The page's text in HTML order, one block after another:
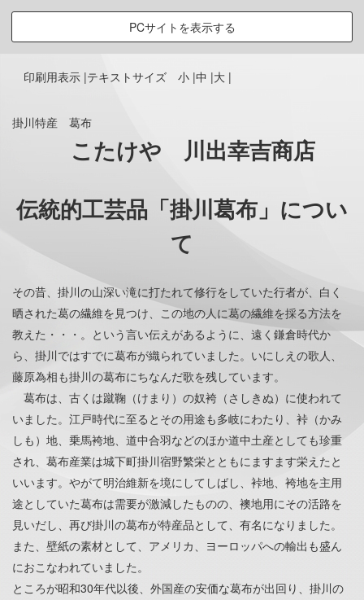
PCサイトを表示する
印刷用表示 |テキストサイズ 小 |中 |大 |
掛川特産 葛布
こたけや 川出幸吉商店
伝統的工芸品「掛川葛布」につい
て
その昔、掛川の山深い滝に打たれて修行をしていた行者が、白く
晒された葛の繊維を見つけ、この地の人に葛の繊維を採る方法を
教えた・・・。という言い伝えがあるように、遠く鎌倉時代か
ら、掛川ではすでに葛布が織られていました。いにしえの歌人、
藤原為相も掛川の葛布にちなんだ歌を残しています。
葛布は、古くは蹴鞠（けまり）の奴袴（さしきぬ）に使われて
いました。江戸時代に至るとその用途も多岐にわたり、裃（かみ
しも）地、乗馬袴地、道中合羽などのほか道中土産としても珍重
され、葛布産業は城下町掛川宿野繁栄とともにますます栄えたと
いいます。やがて明治維新を境にしてしばし、裃地、袴地を主用
途としていた葛布は需要が激減したものの、襖地用にその活路を
見いだし、再び掛川の葛布が特産品として、有名になりました。
また、壁紙の素材として、アメリカ、ヨーロッパへの輸出も盛ん
におこなわれていました。
ところが昭和30年代以後、外国産の安価な葛布が出回り、掛川の